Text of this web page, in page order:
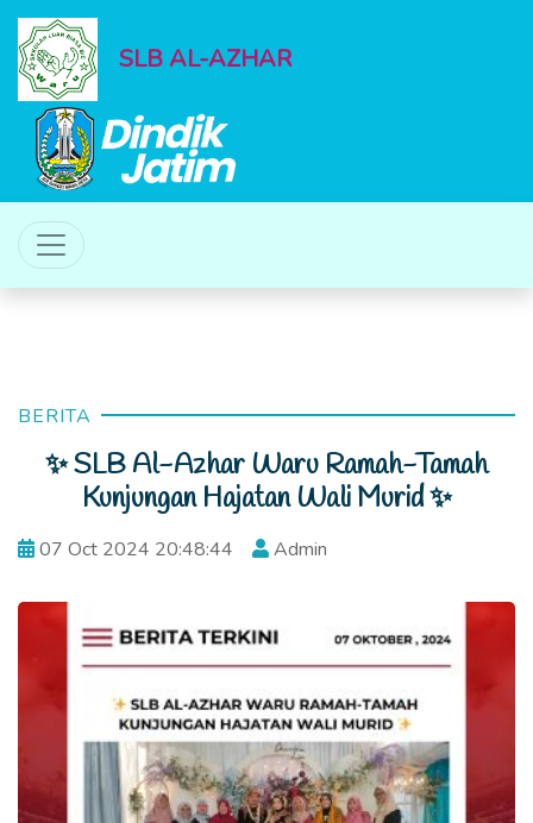
SLB AL-AZHAR
BERITA
✨ SLB Al-Azhar Waru Ramah-Tamah
Kunjungan Hajatan Wali Murid ✨
07 Oct 2024 20:48:44 Admin